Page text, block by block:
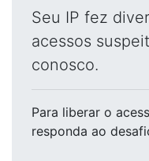
Seu IP fez
acessos
conosco.
Para liberar o
responda ao